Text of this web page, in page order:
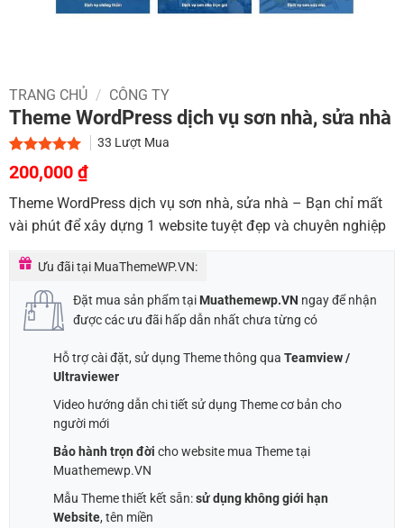
TRANG CHỦ / CÔNG TY
Theme WordPress dịch vụ sơn nhà, sửa nhà
5.00trên 5
dựa trên
1
33 Lượt Mua
Giá
gốc
là:
900,000 ₫.
200,000 ₫Giá
hiện
tại
là:
200,000 ₫.
Theme WordPress dịch vụ sơn nhà, sửa nhà – Bạn chỉ mất
vài phút để xây dựng 1 website tuyệt đẹp và chuyên nghiệp
Ưu đãi tại MuaThemeWP.VN:
Đặt mua sản phẩm tại Muathemewp.VN ngay để nhận
được các ưu đãi hấp dẫn nhất chưa từng có
Hỗ trợ cài đặt, sử dụng Theme thông qua Teamview /
Ultraviewer
Video hướng dẫn chi tiết sử dụng Theme cơ bản cho
người mới
Bảo hành trọn đời cho website mua Theme tại
Muathemewp.VN
Mẫu Theme thiết kết sẵn:sử dụng không giới hạn
Website, tên miền